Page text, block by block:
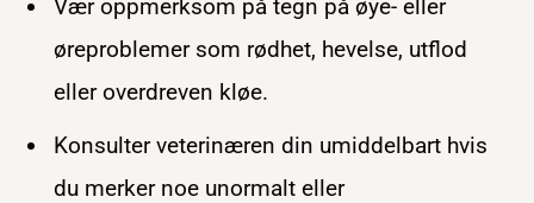
Vær oppmerksom på tegn på øye- eller
øreproblemer som rødhet, hevelse, utflod
eller overdreven kløe.
Konsulter veterinæren din umiddelbart hvis
du merker noe unormalt eller